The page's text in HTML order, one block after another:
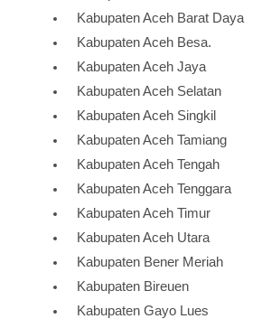
Kabupaten Aceh Barat Daya
Kabupaten Aceh Besa.
Kabupaten Aceh Jaya
Kabupaten Aceh Selatan
Kabupaten Aceh Singkil
Kabupaten Aceh Tamiang
Kabupaten Aceh Tengah
Kabupaten Aceh Tenggara
Kabupaten Aceh Timur
Kabupaten Aceh Utara
Kabupaten Bener Meriah
Kabupaten Bireuen
Kabupaten Gayo Lues